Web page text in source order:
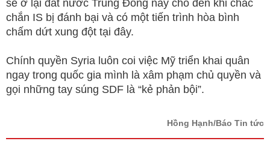
sẽ ở lại đất nước Trung Đông này cho đến khi chắc
chắn IS bị đánh bại và có một tiến trình hòa bình
chấm dứt xung đột tại đây.
Chính quyền Syria luôn coi việc Mỹ triển khai quân
ngay trong quốc gia mình là xâm phạm chủ quyền và
gọi những tay súng SDF là “kẻ phản bội”.
Hồng Hạnh/Báo Tin tức